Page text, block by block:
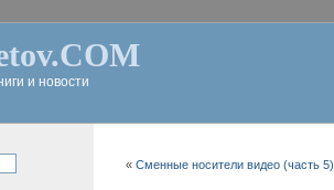
и новости
«Сменные носители видео (часть 5)